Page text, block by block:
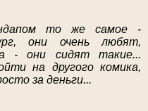
то же самое -
они очень любят,
- они сидят такие...
на другого комика,
за деньги...